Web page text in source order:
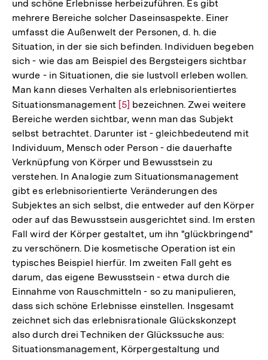
und schöne Erlebnisse herbeizuführen. Es gibt
mehrere Bereiche solcher Daseinsaspekte. Einer
umfasst die Außenwelt der Personen, d. h. die
Situation, in der sie sich befinden. Individuen begeben
sich - wie das am Beispiel des Bergsteigers sichtbar
wurde - in Situationen, die sie lustvoll erleben wollen.
Man kann dieses Verhalten als erlebnisorientiertes
Situationsmanagement Zur
Auflösung
der
Fußnote
[5] bezeichnen. Zwei weitere
Bereiche werden sichtbar, wenn man das Subjekt
selbst betrachtet. Darunter ist - gleichbedeutend mit
Individuum, Mensch oder Person - die dauerhafte
Verknüpfung von Körper und Bewusstsein zu
verstehen. In Analogie zum Situationsmanagement
gibt es erlebnisorientierte Veränderungen des
Subjektes an sich selbst, die entweder auf den Körper
oder auf das Bewusstsein ausgerichtet sind. Im ersten
Fall wird der Körper gestaltet, um ihn "glückbringend"
zu verschönern. Die kosmetische Operation ist ein
typisches Beispiel hierfür. Im zweiten Fall geht es
darum, das eigene Bewusstsein - etwa durch die
Einnahme von Rauschmitteln - so zu manipulieren,
dass sich schöne Erlebnisse einstellen. Insgesamt
zeichnet sich das erlebnisrationale Glückskonzept
also durch drei Techniken der Glückssuche aus:
Situationsmanagement, Körpergestaltung und